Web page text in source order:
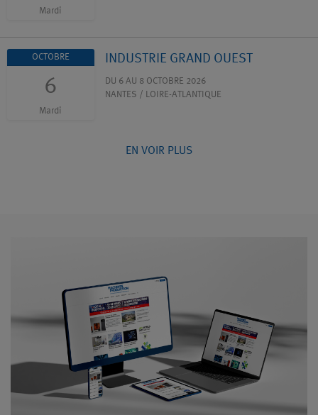
Mardi
OCTOBRE
6
Mardi
INDUSTRIE GRAND OUEST
DU 6 AU 8 OCTOBRE 2026
NANTES / LOIRE-ATLANTIQUE
EN VOIR PLUS